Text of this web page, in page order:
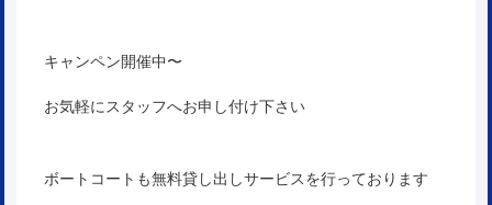
キャンペン開催中〜
お気軽にスタッフへお申し付け下さい
ボートコートも無料貸し出しサービスを行っております